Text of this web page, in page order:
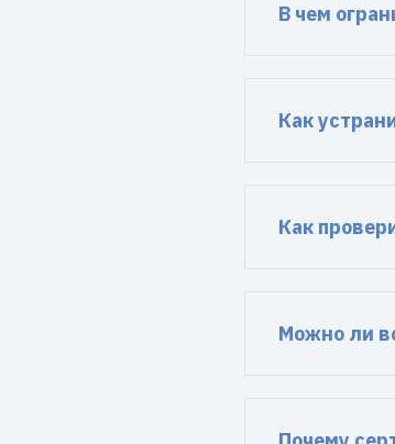
В чем
Как
Как
Можно ли